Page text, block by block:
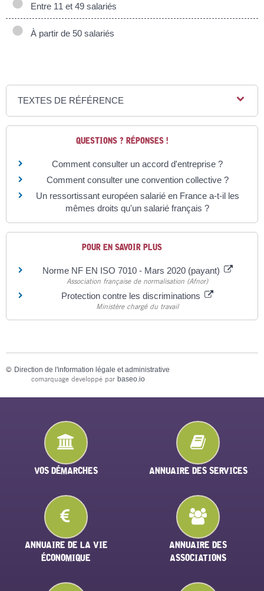
Entre 11 et 49 salariés
À partir de 50 salariés
TEXTES DE RÉFÉRENCE
QUESTIONS ? RÉPONSES !
Comment consulter un accord d'entreprise ?
Comment consulter une convention collective ?
Un ressortissant européen salarié en France a-t-il les
mêmes droits qu'un salarié français ?
POUR EN SAVOIR PLUS
Norme NF EN ISO 7010 - Mars 2020 (payant)
Association française de normalisation (Afnor)
Protection contre les discriminations
Ministère chargé du travail
© Direction de l'information légale et administrative
comarquage developpé par baseo.io
VOS DÉMARCHES ANNUAIRE DES SERVICES
ANNUAIRE DE LA VIE
ÉCONOMIQUE
ANNUAIRE DES
ASSOCIATIONS